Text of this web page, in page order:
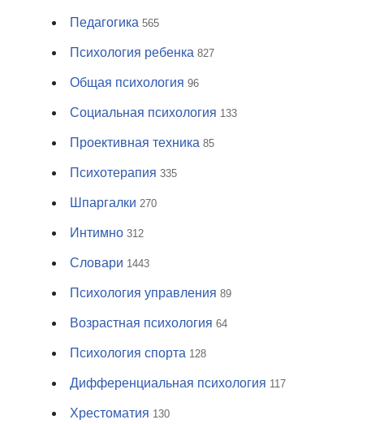
Педагогика 565
Психология ребенка 827
Общая психология 96
Социальная психология 133
Проективная техника 85
Психотерапия 335
Шпаргалки 270
Интимно 312
Словари 1443
Психология управления 89
Возрастная психология 64
Психология спорта 128
Дифференциальная психология 117
Хрестоматия 130